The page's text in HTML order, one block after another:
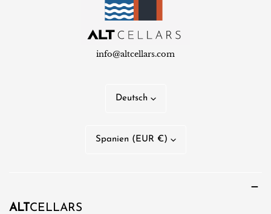
info@altcellars.com
e
Deutsch
/
Spanien (EUR €)
ALT CELLARS